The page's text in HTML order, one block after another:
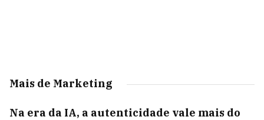
Mais de Marketing
Na era da IA, a autenticidade vale mais do